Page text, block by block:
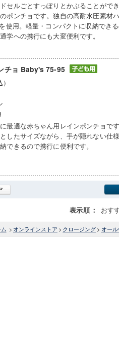
セルごとすっぽりとかぶることがで
ポンチョです。独自の高耐水圧素材
使用。軽量・コンパクトに収納でき
学への携行にも大変便利です。
チョ Baby's 75-95
最適な赤ちゃん用レインポンチョで
したサイズながら、手が隠れない仕
できるので携行に便利です。
表示順 ： おす
> オンラインストア > クロージング > オール